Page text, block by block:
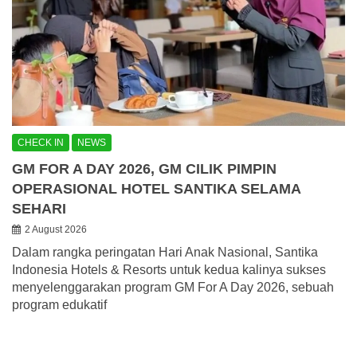
CHECK IN NEWS
GM FOR A DAY 2026, GM CILIK PIMPIN
OPERASIONAL HOTEL SANTIKA SELAMA
SEHARI
2 August 2026
Dalam rangka peringatan Hari Anak Nasional, Santika
Indonesia Hotels & Resorts untuk kedua kalinya sukses
menyelenggarakan program GM For A Day 2026, sebuah
program edukatif